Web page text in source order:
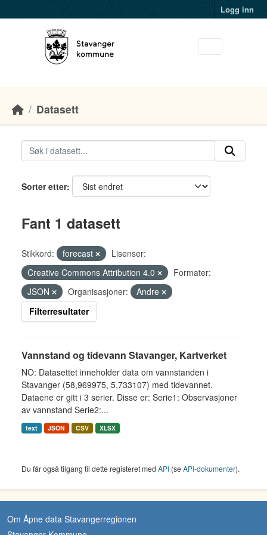
Logg inn
Datasett
Sorter etter
Fant 1 datasett
Stikkord: forecast
Lisenser:
Creative Commons Attribution 4.0
Formater:
JSON
Organisasjoner:
Andre
Filterresultater
Vannstand og tidevann Stavanger, Kartverket
NO: Datasettet inneholder data om vannstanden i
Stavanger (58,969975, 5,733107) med tidevannet.
Dataene er gitt i 3 serier. Disse er: Serie1: Observasjoner
av vannstand Serie2:...
text JSON CSV XLSX
Du får også tilgang til dette registeret med API (seAPI-dokumenter).
Om Åpne data Stavangerregionen